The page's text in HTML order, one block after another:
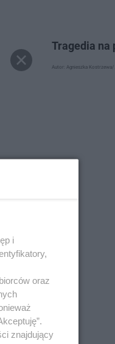
Tragedia na
Autor: Agnieszka
i
oraz
znajdujący